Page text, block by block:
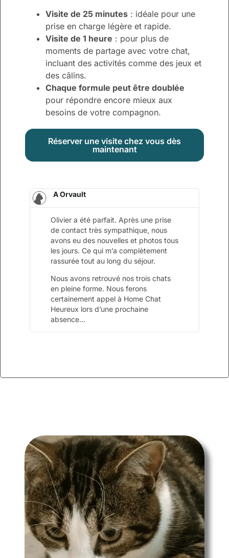
Visite de 25 minutes : idéale pour une
prise en charge légère et rapide.
Visite de 1 heure : pour plus de
moments de partage avec votre chat,
incluant des activités comme des jeux et
des câlins.
Chaque formule peut être doublée
pour répondre encore mieux aux
besoins de votre compagnon.
Réserver une visite chez vous dès
maintenant
A Orvault
Olivier a été parfait. Après une prise
de contact très sympathique, nous
avons eu des nouvelles et photos tous
les jours. Ce qui m’a complètement
rassurée tout au long du séjour.
Nous avons retrouvé nos trois chats
en pleine forme. Nous ferons
certainement appel à Home Chat
Heureux lors d’une prochaine
absence…